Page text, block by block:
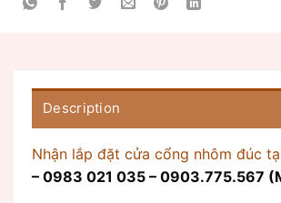
Description
Nhận lắp đặt cửa cổng nhôm đúc
– 0983 021 035 – 0903.775.567